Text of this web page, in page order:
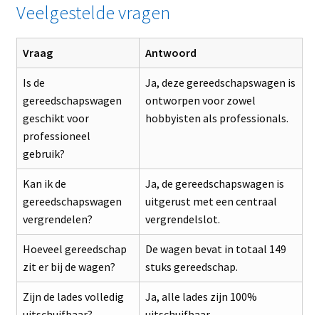
Veelgestelde vragen
Vraag Antwoord
Is de
gereedschapswagen
geschikt voor
professioneel
gebruik?
Ja, deze gereedschapswagen is
ontworpen voor zowel
hobbyisten als professionals.
Kan ik de
gereedschapswagen
vergrendelen?
Ja, de gereedschapswagen is
uitgerust met een centraal
vergrendelslot.
Hoeveel gereedschap
zit er bij de wagen?
De wagen bevat in totaal 149
stuks gereedschap.
Zijn de lades volledig
Ja, alle lades zijn 100%